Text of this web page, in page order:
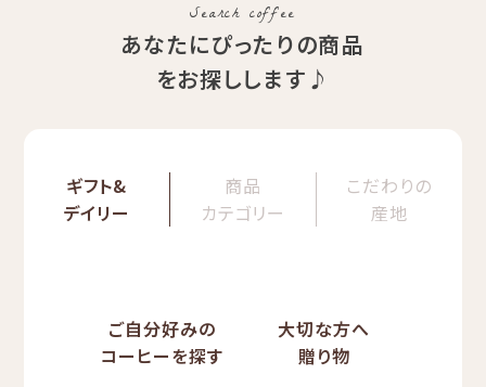
Search coffee
あなたにぴったりの商品
をお探しします♪
ギフト&
デイリー
商品
カテゴリー
こだわりの
産地
ご自分好みの
コーヒーを探す
大切な方へ
贈り物